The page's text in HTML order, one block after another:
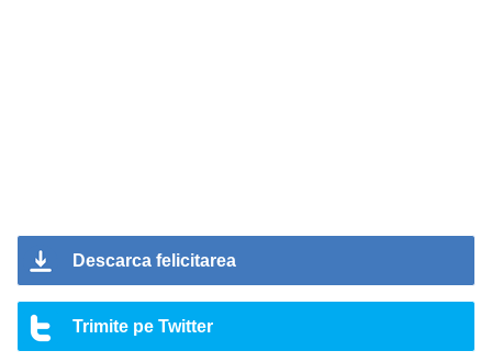
Descarca felicitarea
Trimite pe Twitter